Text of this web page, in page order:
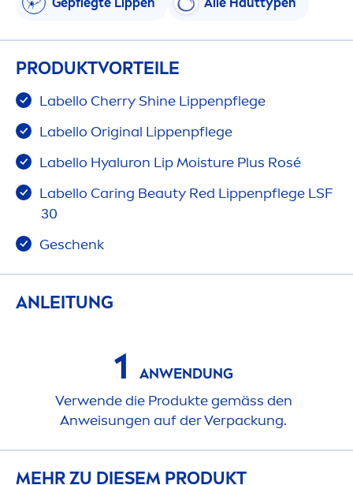
PRODUKTVORTEILE
Labello CherryShine Lippenpflege
Labello Original Lippenpflege
Labello Hyaluron LipMoisture Plus Rosé
Labello Caring Beauty Red Lippenpflege LSF
30
Geschenk
ANLEITUNG
1
ANWENDUNG
Verwende die Produkte gemäss den
Anweisungen auf der Verpackung.
MEHR ZU DIESEM PRODUKT